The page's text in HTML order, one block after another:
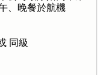
、晚餐於航機
同級